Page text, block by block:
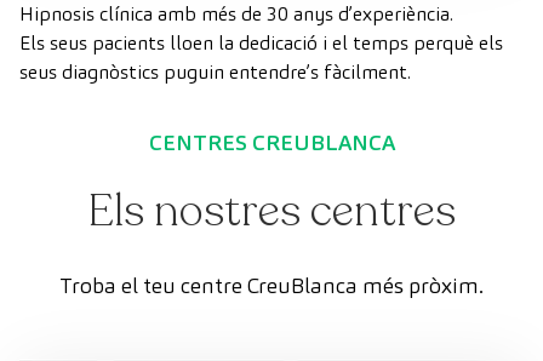
Hipnosis clínica amb més de 30 anys d’experiència.
Els seus pacients lloen la dedicació i el temps perquè els
seus diagnòstics puguin entendre’s fàcilment.
CENTRES CREUBLANCA
Els nostres centres
Troba el teu centre CreuBlanca més pròxim.